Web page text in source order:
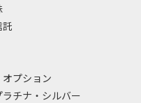
託
プション
ラチナ・シルバー